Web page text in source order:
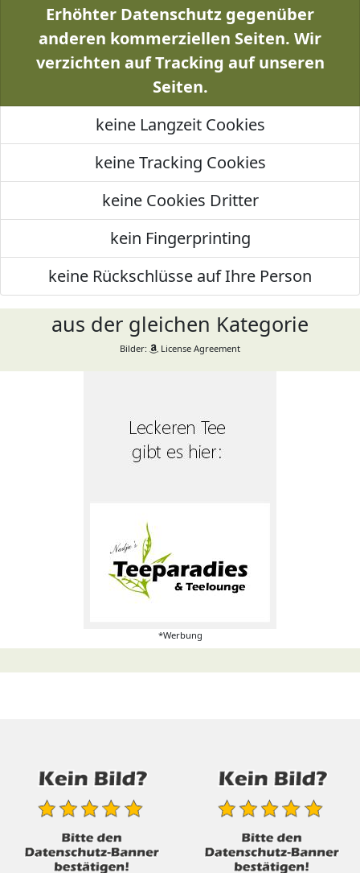
Erhöhter Datenschutz gegenüber
anderen kommerziellen Seiten. Wir
verzichten auf Tracking auf unseren
Seiten.
keine Langzeit Cookies
keine Tracking Cookies
keine Cookies Dritter
kein Fingerprinting
keine Rückschlüsse auf Ihre Person
aus der gleichen Kategorie
Bilder: License Agreement
*Werbung